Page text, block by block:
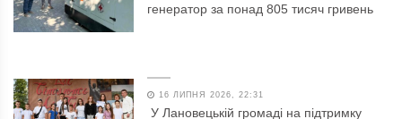
генератор за понад 805 тисяч гривень
16 ЛИПНЯ 2026, 22:31
У Лановецькій громаді на підтримку